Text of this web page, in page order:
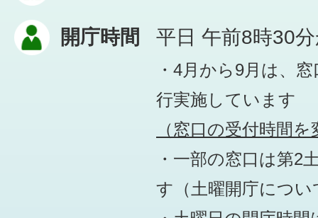
開庁時間 平日 午前8時30
・4月から9月は、
行実施しています
（窓口の受付時間
・一部の窓口は第2
す （土曜開庁につ